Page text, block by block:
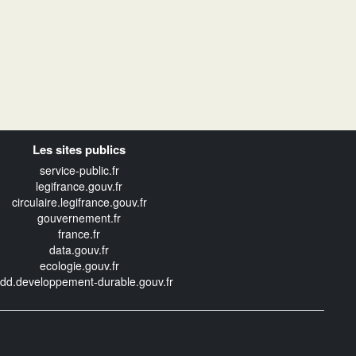
Les sites publics
service-public.fr
legifrance.gouv.fr
circulaire.legifrance.gouv.fr
gouvernement.fr
france.fr
data.gouv.fr
ecologie.gouv.fr
durable.gouv.fr